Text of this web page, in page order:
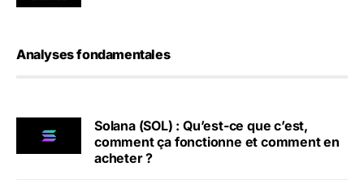
Analyses fondamentales
Solana (SOL) : Qu’est-ce que c’est,
comment ça fonctionne et comment en
acheter ?